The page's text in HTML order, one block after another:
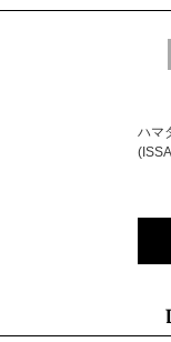
ハマ